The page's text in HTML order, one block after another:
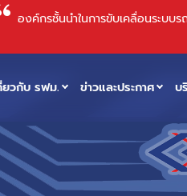
องค์กรชั้นนําในการขับเคลื่อนระบ
ยวกับ รฟม. ข่าวและประกาศ บ